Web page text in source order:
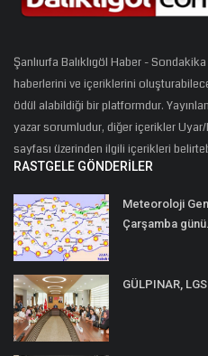
Şanlıurfa Balıklıgöl Haber -
haberlerini ve içeriklerini
ödül alabildiği bir platformdur.
yazar sorumludur, diğer içerikler
sayfası üzerinden ilgili içerikleri
RASTGELE GÖNDERILER
Meteoroloji
Çarşamba
GÜLPINAR,